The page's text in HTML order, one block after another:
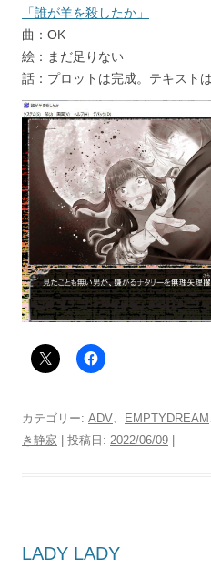
「誰が羊を殺したか」
曲：OK
絵：まだ足りない
話：プロットは完成。テキストは
カテゴリー: ADV EMPTYDREAM
き静寂 | 投稿日: 2022/06/09 |
LADY LADY